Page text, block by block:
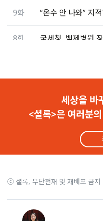
9화 “온수 안 나와” 지
8화
백제병원, 의료법 어
백제병원, 기자에
1화 “나는 백제병원 수
세상을 바
<셜록>은 여러분
ⓒ 셜록, 무단전재 및 재배포 금지